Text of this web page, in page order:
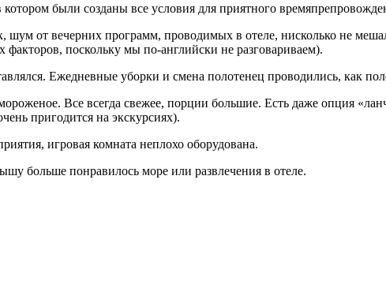
были созданы все условия для приятного
шум от вечерних программ, проводимых в отеле, нисколько не
поскольку мы по-английски не разговариваем).
Ежедневные уборки и смена полотенец проводились, как
Все всегда свежее, порции большие. Есть даже опция
пригодится на экскурсиях).
игровая комната неплохо оборудована.
больше понравилось море или развлечения в отеле.